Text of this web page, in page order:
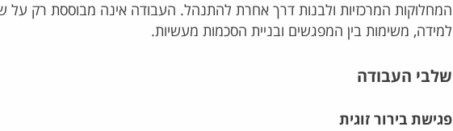
המחלוקות המרכזיות ולבנות דרך אחרת להתנהל. העבודה אינה מבוססת רק על
למידה, משימות בין המפגשים ובניית הסכמות מעשיות.
שלבי העבודה
פגישת בירור זוגית